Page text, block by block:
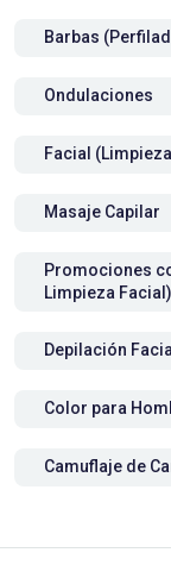
Barbas
Ondulaciones
Facial
Masaje Capilar
Promociones
Limpieza Facial)
Depilación
Color para
Camuflaje de